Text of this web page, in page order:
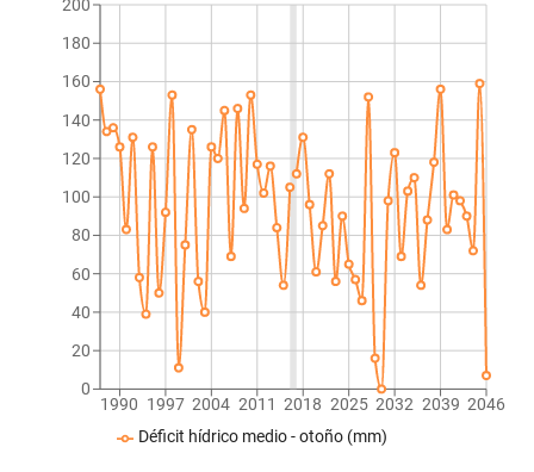
1990 1997 2004 2011 2018 2025 2032 2039 2046
0
20
40
60
80
100
120
140
160
180
200
Déficit hídrico medio - otoño (mm)